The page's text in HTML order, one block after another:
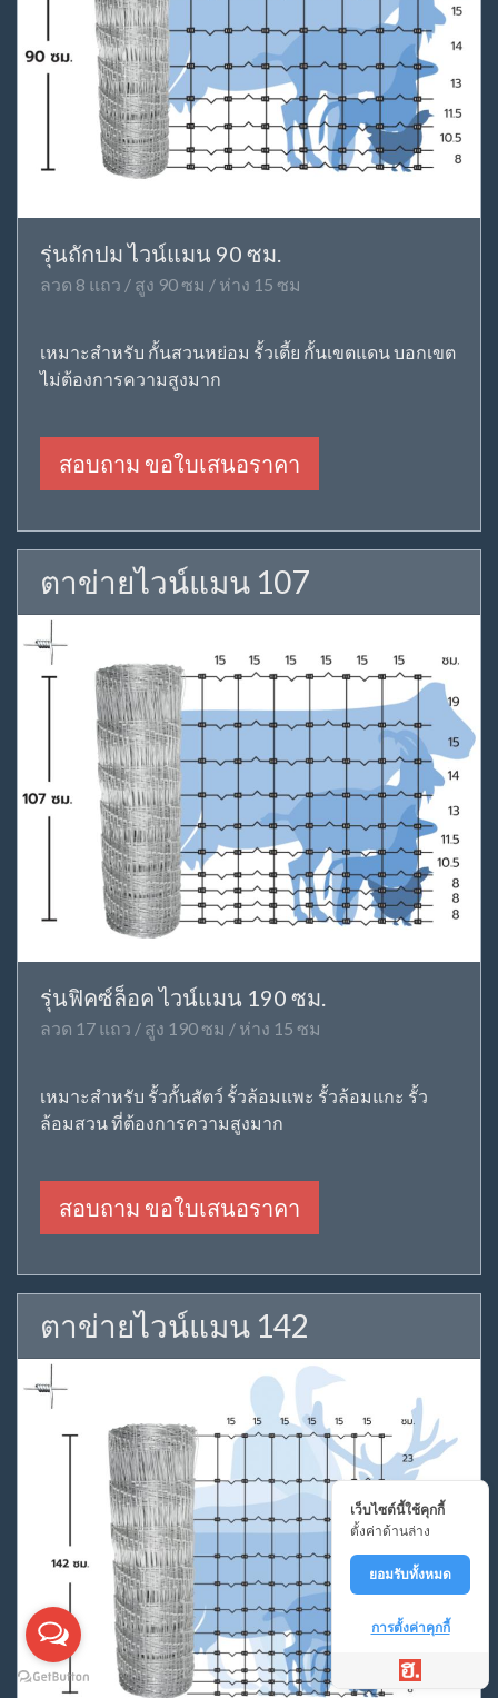
รุ่นถักปม ไวน์แมน 90 ซม.
ลวด 8 แถว / สูง 90 ซม / ห่าง 15 ซม
เหมาะสำหรับ กั้นสวนหย่อม รั้วเตี้ย กั้นเขตแดน บอกเขต
ไม่ต้องการความสูงมาก
สอบถาม ขอใบเสนอราคา
ตาข่ายไวน์แมน 107
รุ่นฟิคซ์ล็อค ไวน์แมน 190 ซม.
ลวด 17 แถว / สูง 190 ซม / ห่าง 15 ซม
เหมาะสำหรับ รั้วกั้นสัตว์ รั้วล้อมแพะ รั้วล้อมแกะ รั้ว
ล้อมสวน ที่ต้องการความสูงมาก
สอบถาม ขอใบเสนอราคา
ตาข่ายไวน์แมน 142
เว็บไซต์นี้ใช้คุกกี้
ตั้งค่าด้านล่าง
ยอมรับทั้งหมด
การตั้งค่าคุกกี้